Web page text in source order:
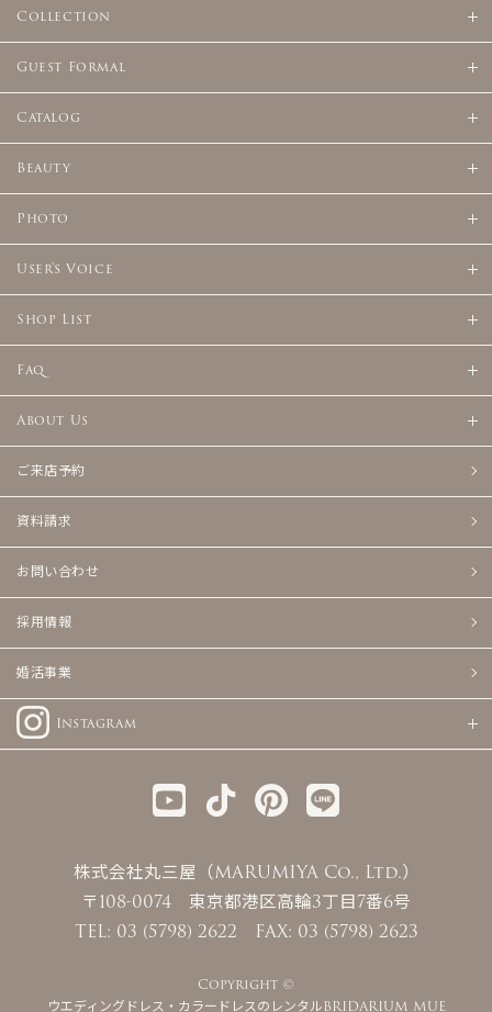
Collection
Guest Formal
Catalog
Beauty
Photo
User's Voice
Shop List
Faq
About Us
ご来店予約
資料請求
お問い合わせ
採用情報
婚活事業
Instagram
株式会社丸三屋（MARUMIYA Co., Ltd.）
〒108-0074 東京都港区高輪3丁目7番6号
TEL: 03 (5798) 2622 FAX: 03 (5798) 2623
Copyright ©
ウエディングドレス・カラードレスのレンタルBRIDARIUM MUE